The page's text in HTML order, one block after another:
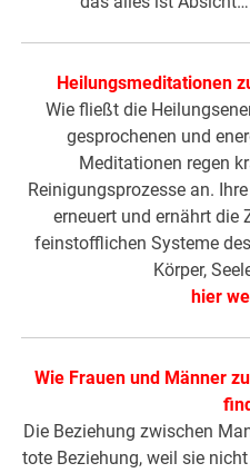
Heilungsmeditationen
Wie fließt die
gesprochenen und
Meditationen regen
Reinigungsprozesse an.
erneuert und ernährt die
feinstofflichen Systeme
Körper,
hier
Wie Frauen und Männer
Die Beziehung zwischen
tote Beziehung, weil sie